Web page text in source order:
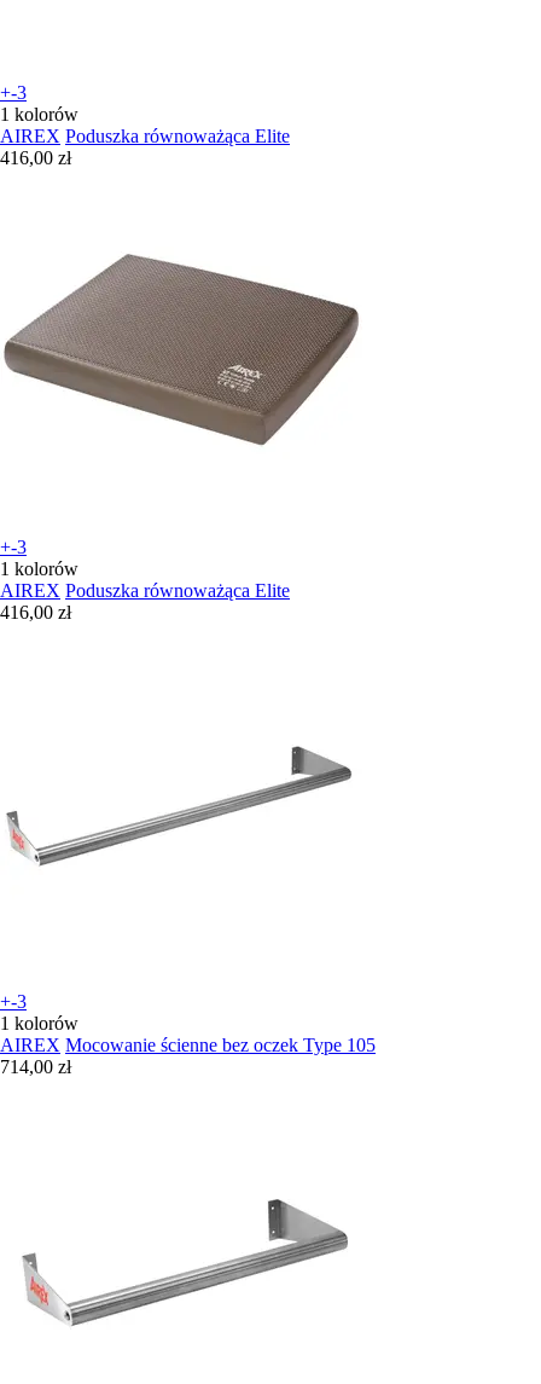
+-3
1 kolorów
AIREX Poduszka równoważąca Elite
416,00 zł
+-3
1 kolorów
AIREX Poduszka równoważąca Elite
416,00 zł
+-3
1 kolorów
AIREX Mocowanie ścienne bez oczek Type 105
714,00 zł